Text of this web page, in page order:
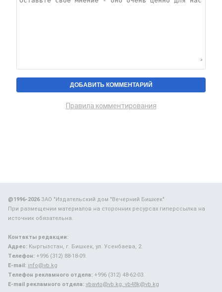
Правила комментирования
@1996-2026ЗАО "Издательский дом "Вечерний Бишкек"
При размещении материалов на сторонних ресурсах гиперссылка на
источник обязательна.
Контакты редакции:
Адрес: Кыргызстан, г. Бишкек, ул. Усенбаева, 2.
Телефон: +996 (312) 88-18-09.
E-mail: info@vb.kg
Телефон рекламного отдела: +996 (312) 48-62-03.
E-mail рекламного отдела: vbavto@vb.kg, vb48k@vb.kg